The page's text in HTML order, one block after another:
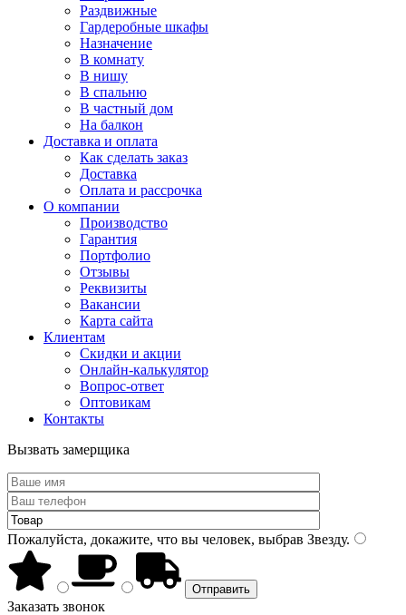
Раздвижные
Гардеробные шкафы
Назначение
В комнату
В нишу
В спальню
В частный дом
На балкон
Доставка и оплата
Как сделать заказ
Доставка
Оплата и рассрочка
О компании
Производство
Гарантия
Портфолио
Отзывы
Реквизиты
Вакансии
Карта сайта
Клиентам
Скидки и акции
Онлайн-калькулятор
Вопрос-ответ
Оптовикам
Контакты
Вызвать замерщика
Пожалуйста, докажите, что вы человек, выбрав Звезду.
Заказать звонок